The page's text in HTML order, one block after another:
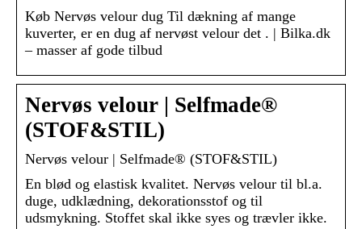
Køb Nervøs velour dug Til dækning af mange
kuverter, er en dug af nervøst velour det . | Bilka.dk
– masser af gode tilbud
Nervøs velour | Selfmade®
(STOF&STIL)
Nervøs velour | Selfmade® (STOF&STIL)
En blød og elastisk kvalitet. Nervøs velour til bl.a.
duge, udklædning, dekorationsstof og til
udsmykning. Stoffet skal ikke syes og trævler ikke.